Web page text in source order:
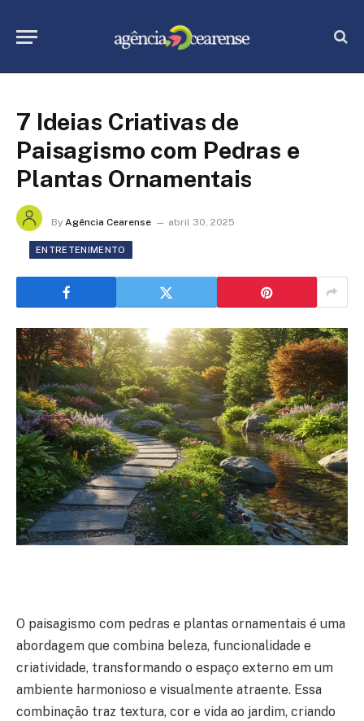
7 Ideias Criativas de
Paisagismo com Pedras e
Plantas Ornamentais
By Agência Cearense abril 30, 2025
ENTRETENIMENTO
O paisagismo com pedras e plantas ornamentais é uma
abordagem que combina beleza, funcionalidade e
criatividade, transformando o espaço externo em um
ambiente harmonioso e visualmente atraente. Essa
combinação traz textura, cor e vida ao jardim, criando